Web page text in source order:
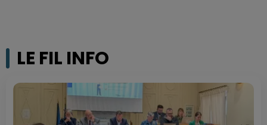
LE FIL INFO